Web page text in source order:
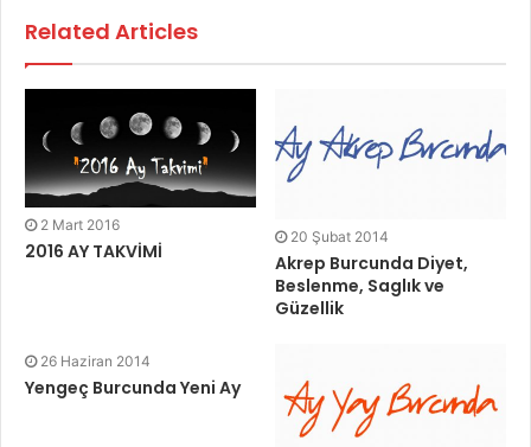
Related Articles
2 Mart 2016
2016 AY TAKVİMİ
20 Şubat 2014
Akrep Burcunda Diyet,
Beslenme, Saglık ve
Güzellik
26 Haziran 2014
Yengeç Burcunda Yeni Ay